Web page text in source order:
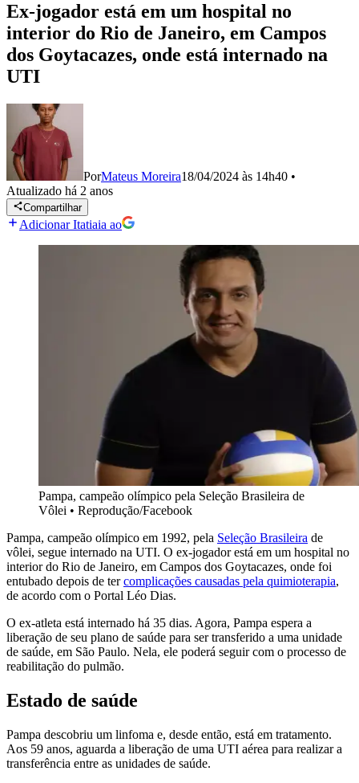
Ex-jogador está em um hospital no
interior do Rio de Janeiro, em Campos
dos Goytacazes, onde está internado na
UTI
PorMateus Moreira18/04/2024 às 14h40 •
Atualizado há 2 anos
Compartilhar
Adicionar Itatiaia ao
Pampa, campeão olímpico pela Seleção Brasileira de
Vôlei • Reprodução/Facebook
Pampa, campeão olímpico em 1992, pela Seleção Brasileira de
vôlei, segue internado na UTI. O ex-jogador está em um hospital no
interior do Rio de Janeiro, em Campos dos Goytacazes, onde foi
entubado depois de tercomplicações causadas pela quimioterapia,
de acordo com o Portal Léo Dias.
O ex-atleta está internado há 35 dias. Agora, Pampa espera a
liberação de seu plano de saúde para ser transferido a uma unidade
de saúde, em São Paulo. Nela, ele poderá seguir com o processo de
reabilitação do pulmão.
Estado de saúde
Pampa descobriu um linfoma e, desde então, está em tratamento.
Aos 59 anos, aguarda a liberação de uma UTI aérea para realizar a
transferência entre as unidades de saúde.